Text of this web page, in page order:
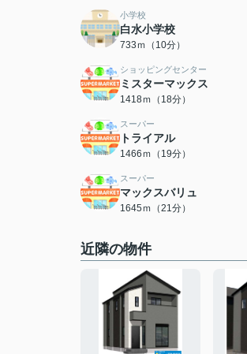
小学校
白水小学校
733ｍ（10分）
ショッピングセンター
ミスターマックス
1418ｍ（18分）
スーパー
トライアル
1466ｍ（19分）
スーパー
マックスバリュ
1645ｍ（21分）
近隣の物件